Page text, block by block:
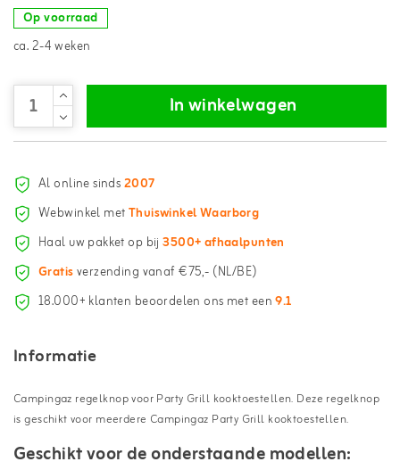
Op voorraad
ca. 2-4 weken
In winkelwagen
Al online sinds2007
Webwinkel metThuiswinkel Waarborg
Haal uw pakket op bij3500+ afhaalpunten
Gratisverzending vanaf €75,- (NL/BE)
18.000+ klanten beoordelen ons met een9.1
Informatie
Campingaz regelknop voor Party Grill kooktoestellen. Deze regelknop
is geschikt voor meerdere Campingaz Party Grill kooktoestellen.
Geschikt voor de onderstaande modellen: